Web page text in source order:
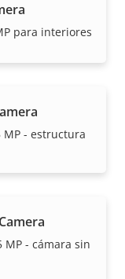
para interiores
- estructura
- cámara sin